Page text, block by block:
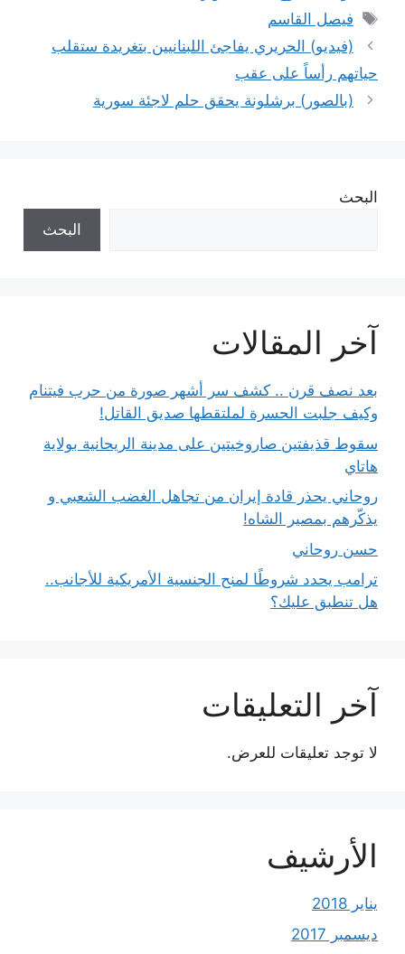
الوسوم
فيصل القاسم
(فيديو) الحريري يفاجئ اللبنانيين بتغريدة ستقلب
حياتهم رأساً على عقب
(بالصور) برشلونة يحقق حلم لاجئة سورية
البحث
البحث
آخر المقالات
بعد نصف قرن .. كشف سر أشهر صورة من حرب فيتنام
وكيف جلبت الحسرة لملتقطها صديق القاتل!
سقوط قذيفتين صاروخيتين على مدينة الريحانية بولاية
هاتاي
روحاني يحذر قادة إيران من تجاهل الغضب الشعبي و
يذكّرهم بمصير الشاه!
حسن روحاني
ترامب يحدد شروطًا لمنح الجنسية الأمريكية للأجانب..
هل تنطبق عليك؟
آخر التعليقات
لا توجد تعليقات للعرض.
الأرشيف
يناير 2018
ديسمبر 2017